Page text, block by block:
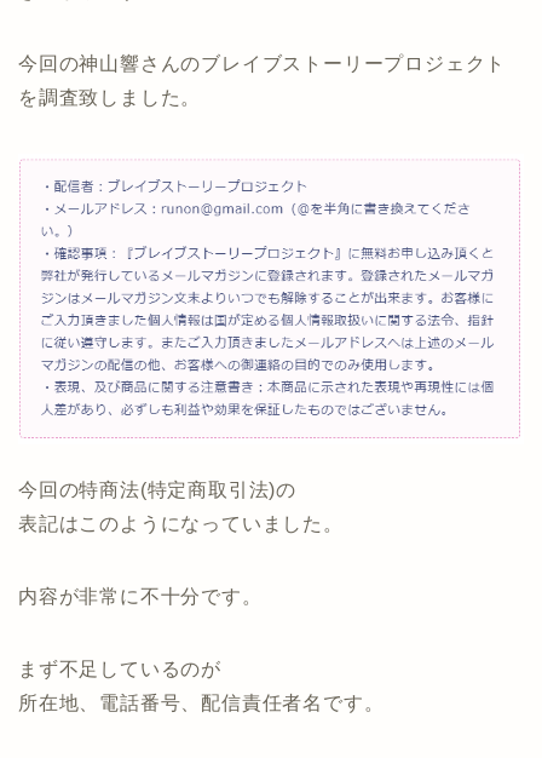
今回の神山響さんのブレイブストーリープロジェクト
を調査致しました。
今回の特商法(特定商取引法)の
表記はこのようになっていました。
内容が非常に不十分です。
まず不足しているのが
所在地、電話番号、配信責任者名です。